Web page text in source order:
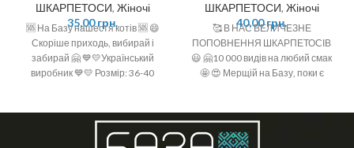
ШКАРПЕТОСИ, Жіночі
35,00грн.
🆘 На Базу нашестя котів 🆘 😄
Скоріше приходь, вибирай і
забирай 🤗 💙💛Український
виробник 💙💛 Розмір: 36-40
ШКАРПЕТОСИ, Жіночі
40,00грн.
🥰 В НАС ВЕЛИЧЕЗНЕ
ПОПОВНЕННЯ ШКАРПЕТОСІВ
😃 🤗10 000 видів на любий смак
🤩 😍 Мерщій на Базу, поки є